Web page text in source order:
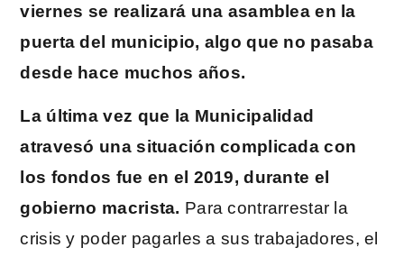
viernes se realizará una asamblea en la
puerta del municipio, algo que no pasaba
desde hace muchos años.
La última vez que la Municipalidad
atravesó una situación complicada con
los fondos fue en el 2019, durante el
gobierno macrista. Para contrarrestar la
crisis y poder pagarles a sus trabajadores, el